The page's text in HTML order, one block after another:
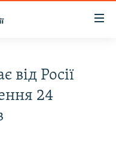
від Росії
24